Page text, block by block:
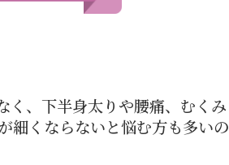
く、下半身太りや腰痛、むくみ
細くならないと悩む方も多いの